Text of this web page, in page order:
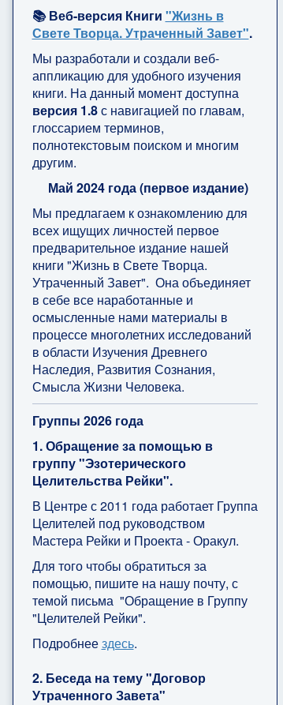
📚 Веб-версия Книги "Жизнь в
Свете Творца. Утраченный Завет".
Мы разработали и создали веб-
аппликацию для удобного изучения
книги. На данный момент доступна
версия 1.8с навигацией по главам,
глоссарием терминов,
полнотекстовым поиском и многим
другим.
Май 2024 года (первое издание)
Мы предлагаем к ознакомлению для
всех ищущих личностей первое
предварительное издание нашей
книги "Жизнь в Свете Творца.
Утраченный Завет". Она объединяет
в себе все наработанные и
осмысленные нами материалы в
процессе многолетних исследований
в области Изучения Древнего
Наследия, Развития Сознания,
Смысла Жизни Человека.
Группы 2026 года
1. Обращение за помощью в
группу "Эзотерического
Целительства Рейки".
В Центре с 2011 года работает Группа
Целителей под руководством
Мастера Рейки и Проекта - Оракул.
Для того чтобы обратиться за
помощью, пишите на нашу почту, с
темой письма "Обращение в Группу
"Целителей Рейки".
Подробнеездесь.
2. Беседа на тему "Договор
Утраченного Завета"